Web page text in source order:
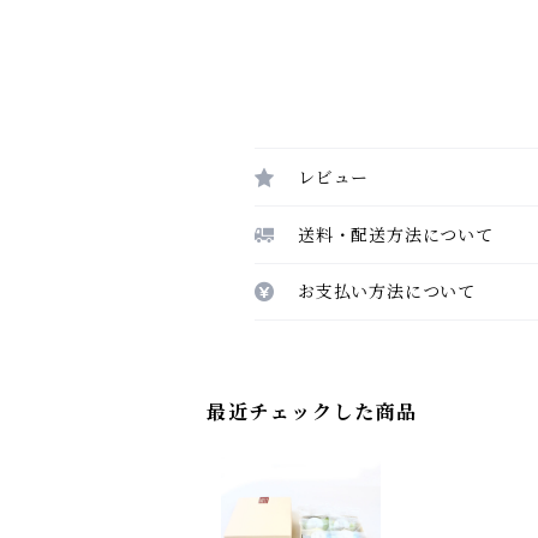
レビュー
送料・配送方法について
お支払い方法について
最近チェックした商品